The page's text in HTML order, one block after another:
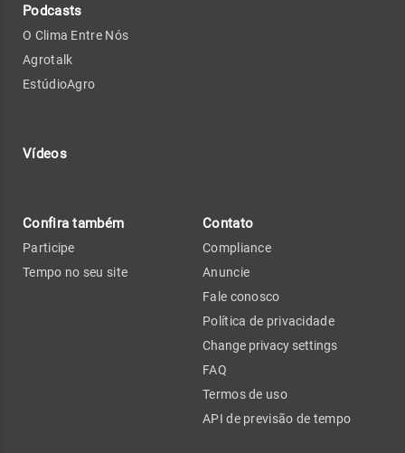
Podcasts
O Clima Entre Nós
Agrotalk
EstúdioAgro
Vídeos
Confira também
Participe
Tempo no seu site
Contato
Compliance
Anuncie
Fale conosco
Política de privacidade
Change privacy settings
FAQ
Termos de uso
API de previsão de tempo